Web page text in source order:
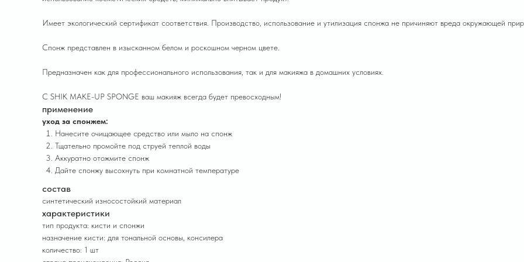
Имеет экологический сертификат соответствия. Производство, использование и утилизация спонжа не причиняют вреда окружающей
Спонж представлен в изысканном белом и роскошном черном цвете.
Предназначен как для профессионального использования, так и для макияжа в домашних условиях.
С SHIK MAKE-UP SPONGE ваш макияж всегда будет превосходным!
применение
уход за спонжем:
Нанесите очищающее средство или мыло на спонж
Тщательно промойте под струей теплой воды
Аккуратно отожмите спонж
Дайте спонжу высохнуть при комнатной температуре
состав
синтетический износостойкий материал
характеристики
тип продукта: кисти и спонжи
назначение кисти: для тональной основы, консилера
количество: 1 шт